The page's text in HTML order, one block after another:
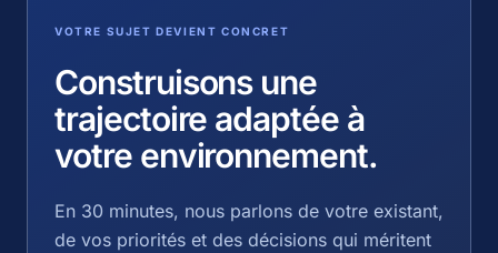
VOTRE SUJET DEVIENT CONCRET
Construisons une
trajectoire adaptée à
votre environnement.
En 30 minutes, nous parlons de votre existant,
de vos priorités et des décisions qui méritent